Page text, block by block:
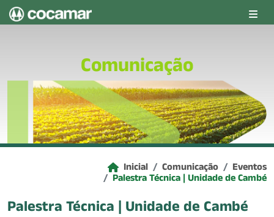
Comunicação
Inicial Comunicação Eventos
Palestra Técnica | Unidade de Cambé
Palestra Técnica | Unidade de Cambé